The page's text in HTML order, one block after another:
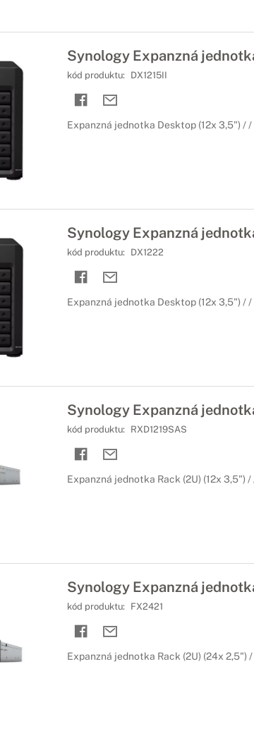
Synology Expanzná
kód produktu: DX1215II
Expanzná jednotka Desktop (12x 3,5") / /
Synology Expanzná
kód produktu: DX1222
Expanzná jednotka Desktop (12x 3,5") / /
Synology Expanzná
kód produktu: RXD1219SAS
Expanzná jednotka Rack (2U) (12x 3,5")
Synology Expanzná
kód produktu: FX2421
Expanzná jednotka Rack (2U) (24x 2,5")